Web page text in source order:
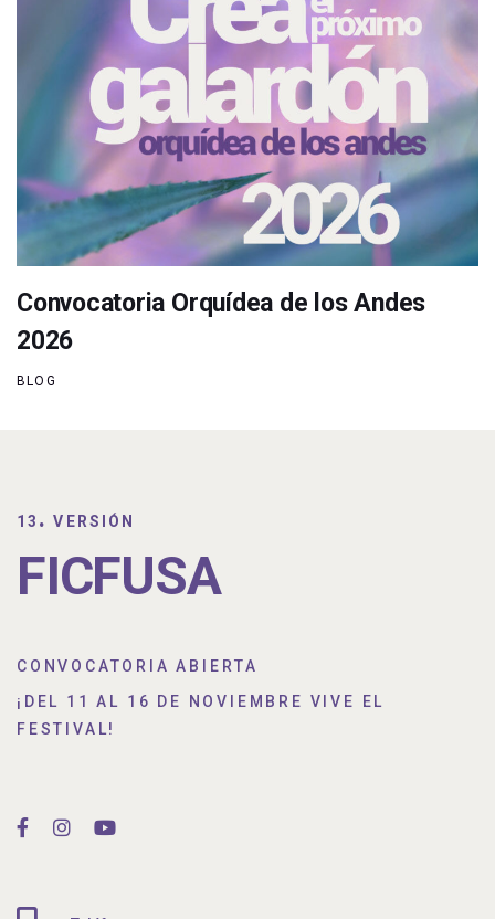
Convocatoria Orquídea de los Andes
2026
BLOG
13 . VERSIÓN
FICFUSA
CONVOCATORIA ABIERTA
¡DEL 11 AL 16 DE NOVIEMBRE VIVE EL
FESTIVAL!